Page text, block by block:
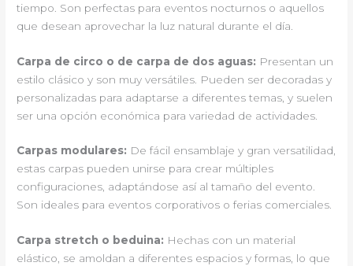
tiempo. Son perfectas para eventos nocturnos o aquellos
que desean aprovechar la luz natural durante el día.
Carpa de circo o de carpa de dos aguas: Presentan un
estilo clásico y son muy versátiles. Pueden ser decoradas y
personalizadas para adaptarse a diferentes temas, y suelen
ser una opción económica para variedad de actividades.
Carpas modulares: De fácil ensamblaje y gran versatilidad,
estas carpas pueden unirse para crear múltiples
configuraciones, adaptándose así al tamaño del evento.
Son ideales para eventos corporativos o ferias comerciales.
Carpa stretch o beduina: Hechas con un material
elástico, se amoldan a diferentes espacios y formas, lo que